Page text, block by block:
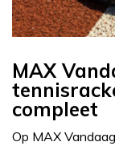
MAX
compleet
Op MAX